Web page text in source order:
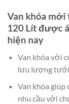
Van khóa mới
120 Lít được
hiện nay
Van khóa với
lưu lượng tưới
Van khóa
nhu cầu với